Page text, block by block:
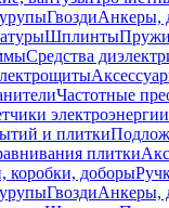
ГвоздиАнкеры,
Шплинты
Средства
Частотные
электроэнергии
и плитки
плитки
коробки, доборы
ГвоздиАнкеры,